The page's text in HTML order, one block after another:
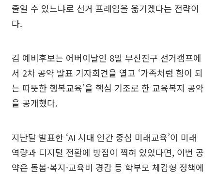
줄일 수 있느냐로 선거 프레임을 옮기겠다는 전략이
다.
김 예비후보는 어버이날인 8일 부산진구 선거캠프에
서 2차 공약 발표 기자회견을 열고 ‘가족처럼 힘이 되
는 따뜻한 행복교육’을 핵심 기조로 한 교육복지 공약
을 공개했다.
지난달 발표한 ‘AI 시대 인간 중심 미래교육’이 미래
역량과 디지털 전환에 방점이 찍혀 있었다면, 이번 공
약은 돌봄·복지·교육비 경감 등 학부모 체감형 정책에